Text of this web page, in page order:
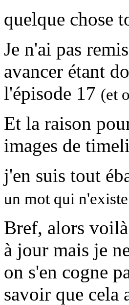
quelque chose
Je n'ai pas
avancer étant
l'épisode 17 (et
Et la raison
images de
j'en suis tout
un mot qui
Bref, alors
à jour mais je
on s'en cogne
savoir que cela